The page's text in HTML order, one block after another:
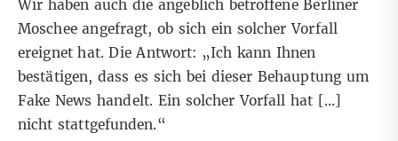
Wir haben auch die angeblich betroffeneBerliner
Moscheeangefragt, ob sich ein solcher Vorfall
ereignet hat. Die Antwort: „Ich kann Ihnen
bestätigen, dass es sich bei dieser Behauptung um
Fake News handelt. Ein solcher Vorfall hat […]
nicht stattgefunden.“